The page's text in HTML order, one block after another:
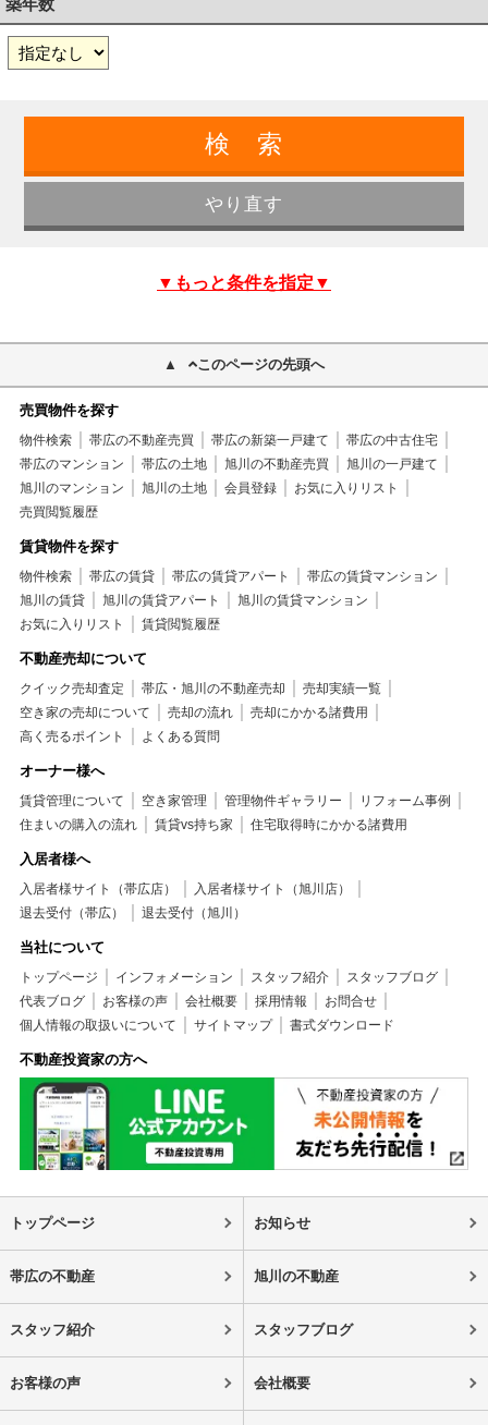
築年数
▼もっと条件を指定▼
このページの先頭へ
売買物件を探す
物件検索 帯広の不動産売買 帯広の新築一戸建て
帯広の中古住宅
帯広のマンション
帯広の土地 旭川の不動産売買
旭川の一戸建て
旭川のマンション
旭川の土地 会員登録
お気に入りリスト
売買閲覧履歴
賃貸物件を探す
物件検索 帯広の賃貸 帯広の賃貸アパート
帯広の賃貸マンション
旭川の賃貸
旭川の賃貸アパート
旭川の賃貸マンション
お気に入りリスト
賃貸閲覧履歴
不動産売却について
クイック売却査定 帯広・旭川の不動産売却
売却実績一覧
空き家の売却について
売却の流れ
売却にかかる諸費用
高く売るポイント
よくある質問
オーナー様へ
賃貸管理について 空き家管理 管理物件ギャラリー
リフォーム事例
住まいの購入の流れ
賃貸vs持ち家 住宅取得時にかかる諸費用
入居者様へ
入居者様サイト（帯広店）
入居者様サイト（旭川店）
退去受付（帯広）
退去受付（旭川）
当社について
トップページ インフォメーション スタッフ紹介
スタッフブログ
代表ブログ
お客様の声 会社概要 採用情報
お問合せ
個人情報の取扱いについて
サイトマップ 書式ダウンロード
不動産投資家の方へ
トップページ お知らせ
帯広の不動産 旭川の不動産
スタッフ紹介 スタッフブログ
お客様の声 会社概要